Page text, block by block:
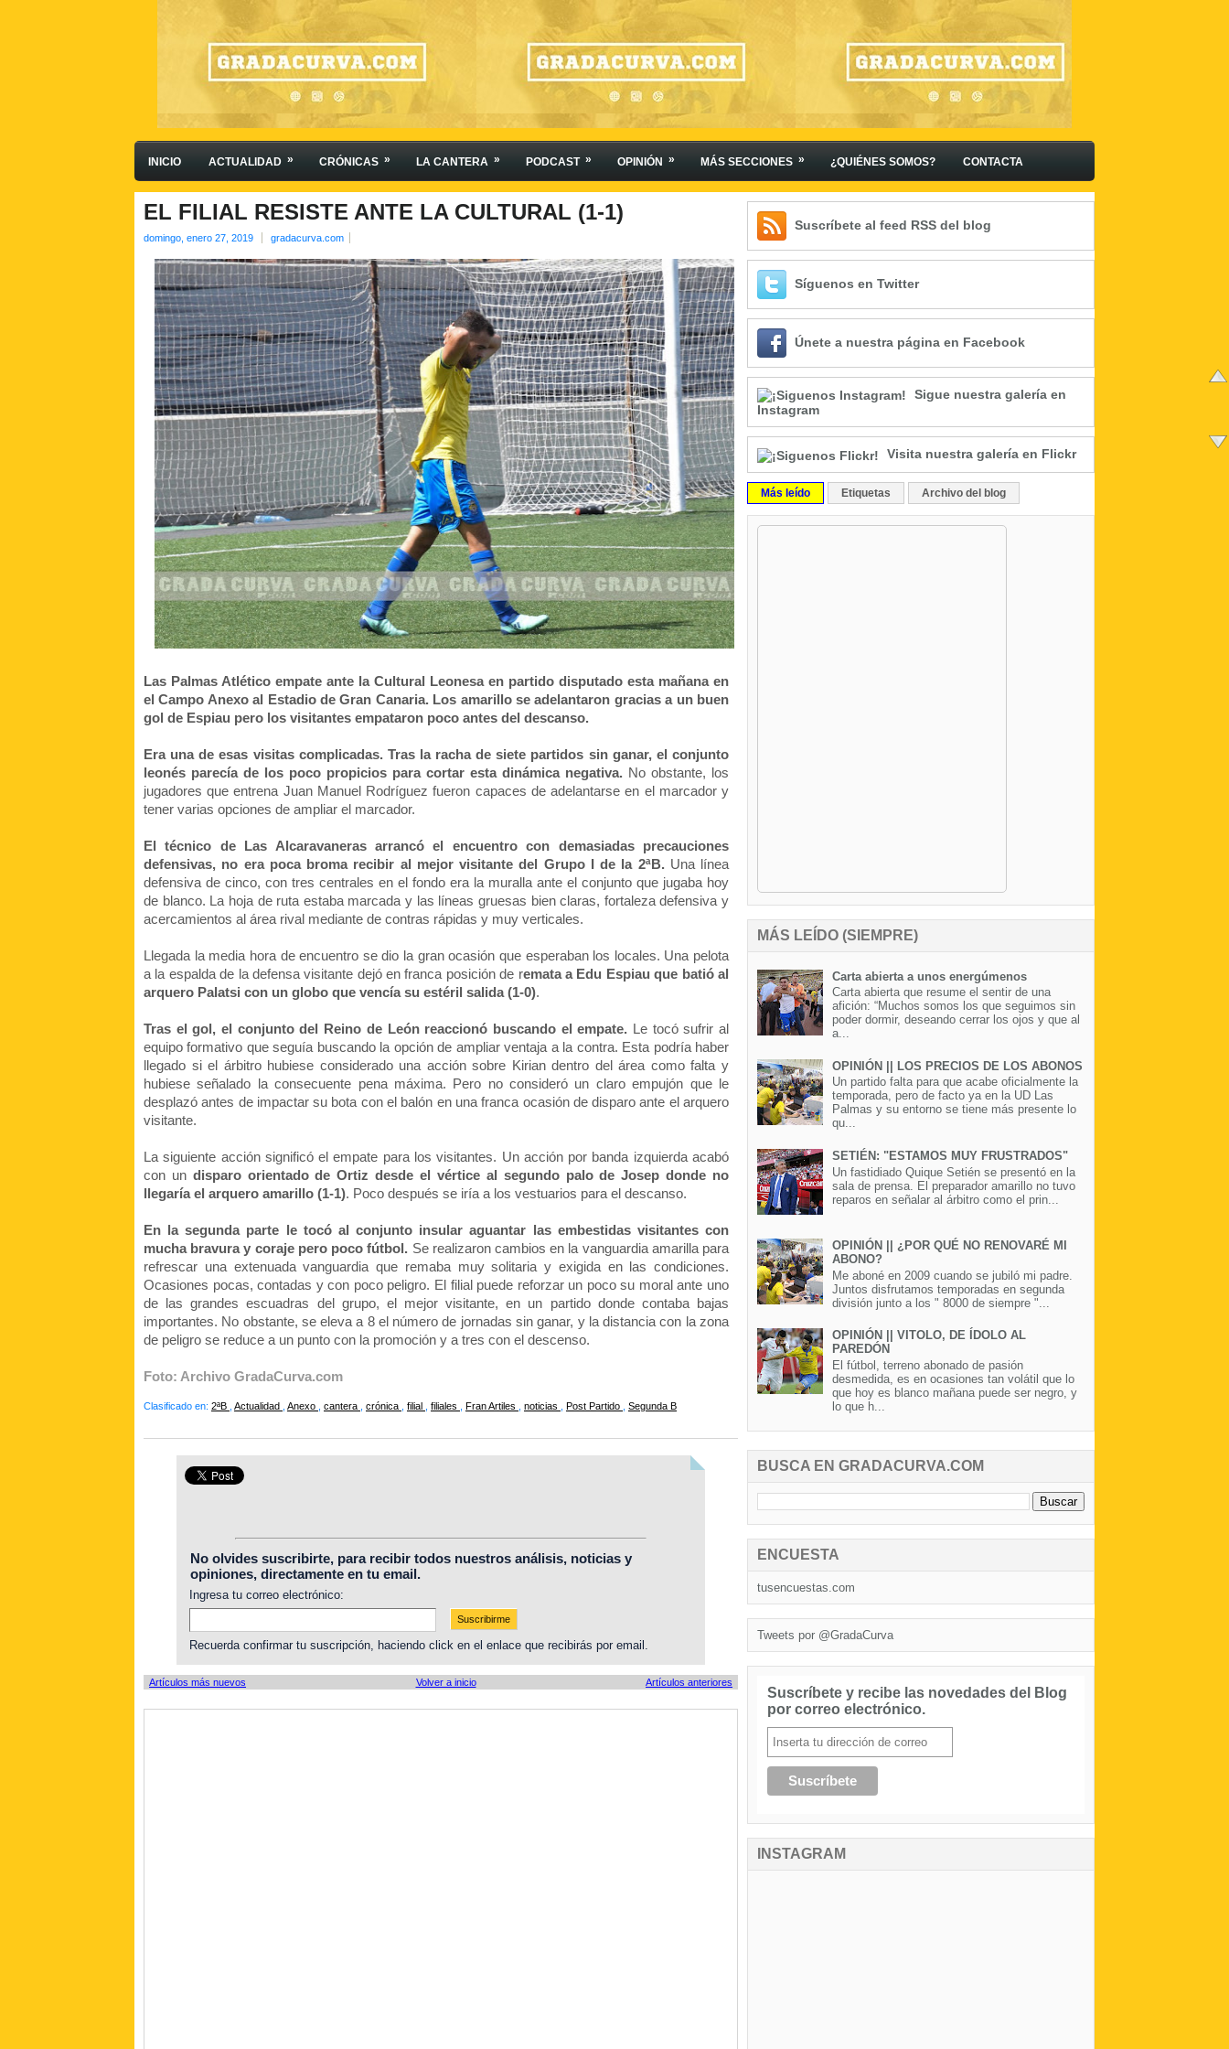
INICIO ACTUALIDAD » CRÓNICAS » LA CANTERA » PODCAST » OPINIÓN » MÁS SECCIONES » ¿QUIÉNES SOMOS? CONTACTA
EL FILIAL RESISTE ANTE LA CULTURAL (1-1)
domingo, enero 27, 2019 gradacurva.com
Las Palmas Atlético empate ante la Cultural Leonesa en partido disputado esta mañana en
el Campo Anexo al Estadio de Gran Canaria. Los amarillo se adelantaron gracias a un buen
gol de Espiau pero los visitantes empataron poco antes del descanso.
Era una de esas visitas complicadas. Tras la racha de siete partidos sin ganar, el conjunto
leonés parecía de los poco propicios para cortar esta dinámica negativa. No obstante, los
jugadores que entrena Juan Manuel Rodríguez fueron capaces de adelantarse en el marcador y
tener varias opciones de ampliar el marcador.
El técnico de Las Alcaravaneras arrancó el encuentro con demasiadas precauciones
defensivas, no era poca broma recibir al mejor visitante del Grupo I de la 2ªB. Una línea
defensiva de cinco, con tres centrales en el fondo era la muralla ante el conjunto que jugaba hoy
de blanco. La hoja de ruta estaba marcada y las líneas gruesas bien claras, fortaleza defensiva y
acercamientos al área rival mediante de contras rápidas y muy verticales.
Llegada la media hora de encuentro se dio la gran ocasión que esperaban los locales. Una pelota
a la espalda de la defensa visitante dejó en franca posición de remata a Edu Espiau que batió al
arquero Palatsi con un globo que vencía su estéril salida (1-0).
Tras el gol, el conjunto del Reino de León reaccionó buscando el empate. Le tocó sufrir al
equipo formativo que seguía buscando la opción de ampliar ventaja a la contra. Esta podría haber
llegado si el árbitro hubiese considerado una acción sobre Kirian dentro del área como falta y
hubiese señalado la consecuente pena máxima. Pero no consideró un claro empujón que le
desplazó antes de impactar su bota con el balón en una franca ocasión de disparo ante el arquero
visitante.
La siguiente acción significó el empate para los visitantes. Un acción por banda izquierda acabó
con un disparo orientado de Ortiz desde el vértice al segundo palo de Josep donde no
llegaría el arquero amarillo (1-1). Poco después se iría a los vestuarios para el descanso.
En la segunda parte le tocó al conjunto insular aguantar las embestidas visitantes con
mucha bravura y coraje pero poco fútbol. Se realizaron cambios en la vanguardia amarilla para
refrescar una extenuada vanguardia que remaba muy solitaria y exigida en las condiciones.
Ocasiones pocas, contadas y con poco peligro. El filial puede reforzar un poco su moral ante uno
de las grandes escuadras del grupo, el mejor visitante, en un partido donde contaba bajas
importantes. No obstante, se eleva a 8 el número de jornadas sin ganar, y la distancia con la zona
de peligro se reduce a un punto con la promoción y a tres con el descenso.
Foto: Archivo GradaCurva.com
Clasificado en: 2ªB Actualidad Anexo cantera crónica filial filiales Fran Artiles noticias Post Partido Segunda B
No olvides suscribirte, para recibir todos nuestros análisis, noticias y
opiniones, directamente en tu email.
Ingresa tu correo electrónico:
Recuerda confirmar tu suscripción, haciendo click en el enlace que recibirás por email.
Artículos más nuevos Artículos anteriores
Volver a inicio
Suscríbete al feed RSS del blog
Síguenos en Twitter
Únete a nuestra página en Facebook
Sigue nuestra galería en
Instagram
Visita nuestra galería en Flickr
Más leído Etiquetas Archivo del blog
MÁS LEÍDO (SIEMPRE)
Carta abierta a unos energúmenos
Carta abierta que resume el sentir de una
afición: “Muchos somos los que seguimos sin
poder dormir, deseando cerrar los ojos y que al
a...
OPINIÓN || LOS PRECIOS DE LOS ABONOS
Un partido falta para que acabe oficialmente la
temporada, pero de facto ya en la UD Las
Palmas y su entorno se tiene más presente lo
qu...
SETIÉN: "ESTAMOS MUY FRUSTRADOS"
Un fastidiado Quique Setién se presentó en la
sala de prensa. El preparador amarillo no tuvo
reparos en señalar al árbitro como el prin...
OPINIÓN || ¿POR QUÉ NO RENOVARÉ MI
ABONO?
Me aboné en 2009 cuando se jubiló mi padre.
Juntos disfrutamos temporadas en segunda
división junto a los " 8000 de siempre "...
OPINIÓN || VITOLO, DE ÍDOLO AL
PAREDÓN
El fútbol, terreno abonado de pasión
desmedida, es en ocasiones tan volátil que lo
que hoy es blanco mañana puede ser negro, y
lo que h...
BUSCA EN GRADACURVA.COM
ENCUESTA
tusencuestas.com
Tweets por @GradaCurva
Suscríbete y recibe las novedades del Blog
por correo electrónico.
INSTAGRAM